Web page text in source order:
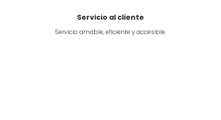
Servicio al cliente
Servicio amable, eficiente y accesible.